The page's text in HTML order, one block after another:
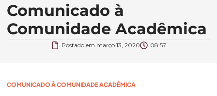
Comunicado à
Comunidade Acadêmica
Postado em março 13, 2020 08:57
COMUNICADO À COMUNIDADE ACADÊMICA